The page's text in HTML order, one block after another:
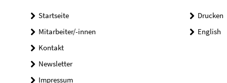
Startseite
Mitarbeiter/-innen
Kontakt
Newsletter
Impressum
Drucken
English